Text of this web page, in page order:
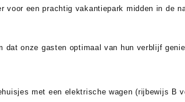
voor een prachtig vakantiepark midden in de
onze gasten optimaal van hun verblijf
met een elektrische wagen (rijbewijs B